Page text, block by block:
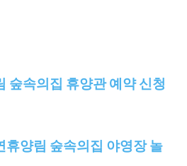
숲속의집 휴양관 예약 신청
휴양림 숲속의집 야영장 놀